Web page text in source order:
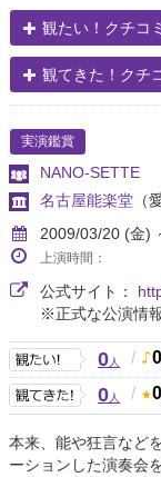
観たい！クチコ
観てきた！クチ
実演鑑賞
NANO-SETTE
名古屋能楽堂 （
2009/03/20 (金)
上演時間：
公式サイト：
※正式な公演情
0人 /
0人 /
本来、能や狂言など
ーションした演奏会